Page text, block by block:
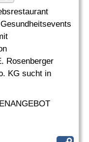
Rosenberger
KG sucht in